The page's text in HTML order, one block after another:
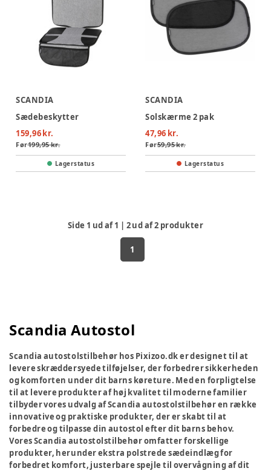
SCANDIA
Sædebeskytter
159,96 kr.
Før199,95 kr.
Lagerstatus
SCANDIA
Solskærme 2 pak
47,96 kr.
Før59,95 kr.
Lagerstatus
Side 1 ud af1 | 2ud af2 produkter
1
Scandia Autostol
Scandia autostolstilbehør hos Pixizoo.dk er designet til at
levere skræddersyede tilføjelser, der forbedrer sikkerheden
og komforten under dit barns køreture. Med en forpligtelse
til at levere produkter af høj kvalitet til moderne familier
tilbyder vores udvalg af Scandia autostolstilbehør en række
innovative og praktiske produkter, der er skabt til at
forbedre og tilpasse din autostol efter dit barns behov.
Vores Scandia autostolstilbehør omfatter forskellige
produkter, herunder ekstra polstrede sædeindlæg for
forbedret komfort, justerbare spejle til overvågning af dit